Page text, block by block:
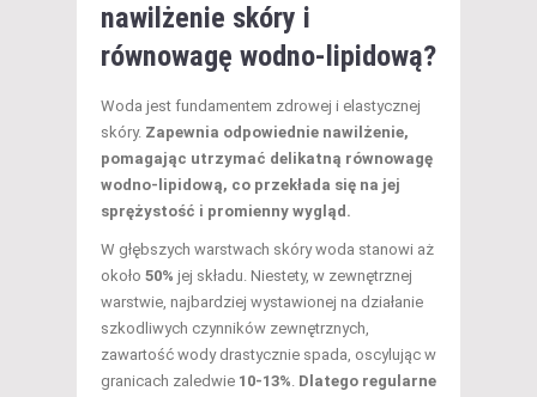
nawilżenie skóry i
równowagę wodno-lipidową?
Woda jest fundamentem zdrowej i elastycznej
skóry. Zapewnia odpowiednie nawilżenie,
pomagając utrzymać delikatną równowagę
wodno-lipidową, co przekłada się na jej
sprężystość i promienny wygląd.
W głębszych warstwach skóry woda stanowi aż
około 50% jej składu. Niestety, w zewnętrznej
warstwie, najbardziej wystawionej na działanie
szkodliwych czynników zewnętrznych,
zawartość wody drastycznie spada, oscylując w
granicach zaledwie 10-13%. Dlatego regularne